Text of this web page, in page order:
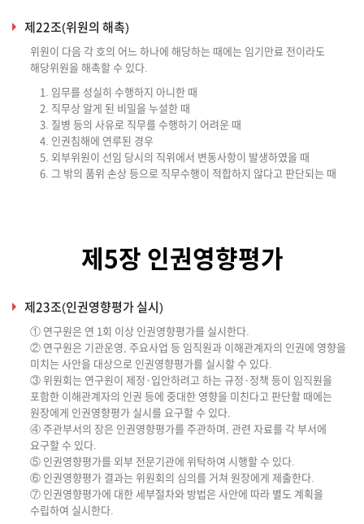
제22조(위원의 해촉)
위원이 다음 각 호의 어느 하나에 해당하는 때에는 임기만료 전이라도
해당위원을 해촉할 수 있다.
1. 임무를 성실히 수행하지 아니한 때
2. 직무상 알게 된 비밀을 누설한 때
3. 질병 등의 사유로 직무를 수행하기 어려운 때
4. 인권침해에 연루된 경우
5. 외부위원이 선임 당시의 직위에서 변동사항이 발생하였을 때
6. 그 밖의 품위 손상 등으로 직무수행이 적합하지 않다고 판단되는 때
제5장 인권영향평가
제23조(인권영향평가 실시)
① 연구원은 연 1회 이상 인권영향평가를 실시한다.
② 연구원은 기관운영, 주요사업 등 임직원과 이해관계자의 인권에 영향을
미치는 사안을 대상으로 인권영향평가를 실시할 수 있다.
③ 위원회는 연구원이 제정·입안하려고 하는 규정·정책 등이 임직원을
포함한 이해관계자의 인권 등에 중대한 영향을 미친다고 판단할 때에는
원장에게 인권영향평가 실시를 요구할 수 있다.
④ 주관부서의 장은 인권영향평가를 주관하며, 관련 자료를 각 부서에
요구할 수 있다.
⑤ 인권영향평가를 외부 전문기관에 위탁하여 시행할 수 있다.
⑥ 인권영향평가 결과는 위원회의 심의를 거쳐 원장에게 제출한다.
⑦ 인권영향평가에 대한 세부절차와 방법은 사안에 따라 별도 계획을
수립하여 실시한다.